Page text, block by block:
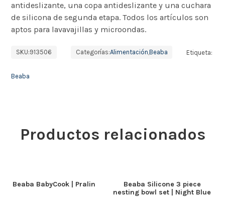
antideslizante, una copa antideslizante y una cuchara
de silicona de segunda etapa. Todos los artículos son
aptos para lavavajillas y microondas.
SKU:913506 Categorías:Alimentación,Beaba Etiqueta:
Beaba
Productos relacionados
Beaba BabyCook | Pralin
Beaba Silicone 3 piece
nesting bowl set | Night Blue